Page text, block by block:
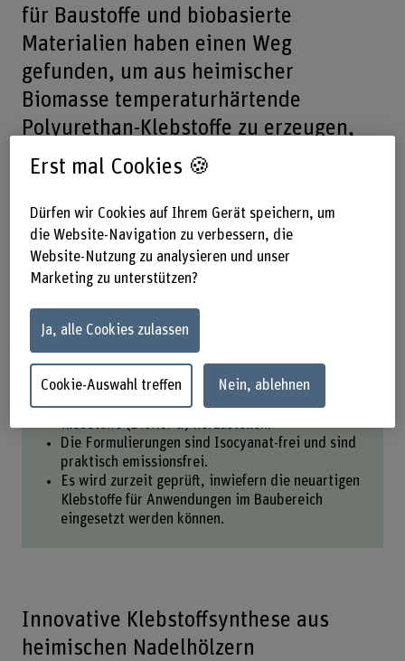
für Baustoffe und biobasierte
Materialien haben einen Weg
gefunden, um aus heimischer
Biomasse temperaturhärtende
Polyurethan-Klebstoffe zu erzeugen,
die praktisch emissionsfrei und
sind.
Teilen
Das Wichtigste in Kürze
Forschenden ist es gelungen aus Extrakten von
heimischen Rinden biobasierte Polyurethan-
Die Formulierungen sind Isocyanat-frei und sind
praktisch emissionsfrei.
Es wird zurzeit geprüft, inwiefern die neuartigen
Klebstoffe für Anwendungen im Baubereich
eingesetzt werden können.
Innovative Klebstoffsynthese aus
heimischen Nadelhölzern
Erst mal Cookies 🍪
Dürfen wir Cookies auf Ihrem Gerät speichern, um
die Website-Navigation zu verbessern, die
Website-Nutzung zu analysieren und unser
Marketing zu unterstützen?
Ja, alle Cookies zulassen
Cookie-Auswahl treffen Nein, ablehnen